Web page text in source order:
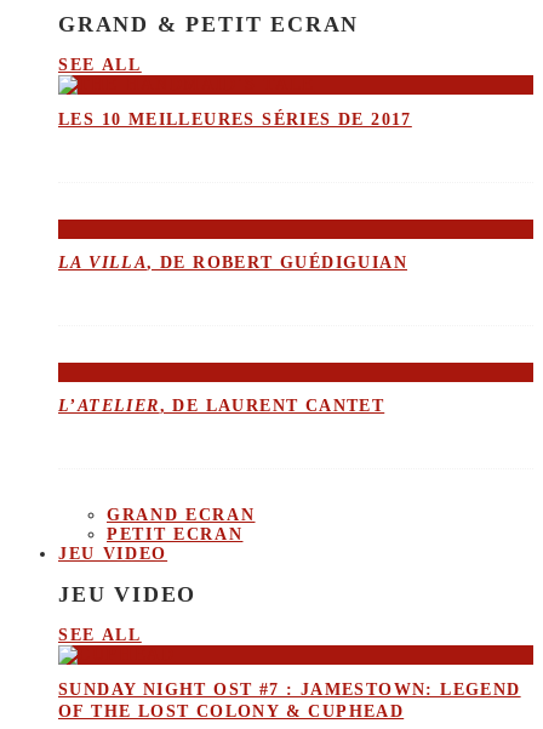
GRAND & PETIT ECRAN
SEE ALL
LES 10 MEILLEURES SÉRIES DE 2017
LA VILLA, DE ROBERT GUÉDIGUIAN
L’ATELIER, DE LAURENT CANTET
GRAND ECRAN
PETIT ECRAN
JEU VIDEO
JEU VIDEO
SEE ALL
SUNDAY NIGHT OST #7 : JAMESTOWN: LEGEND
OF THE LOST COLONY & CUPHEAD